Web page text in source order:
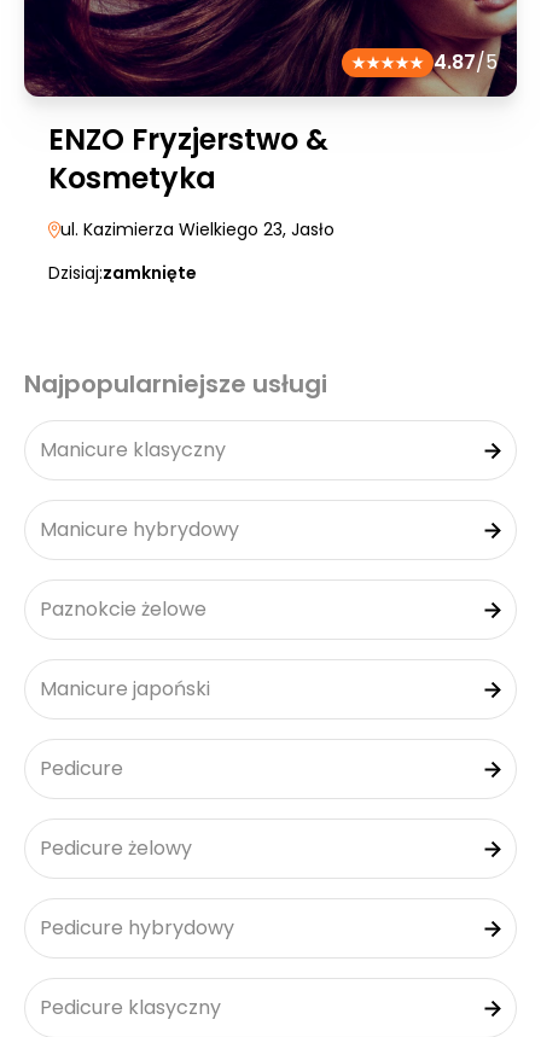
4.87/5
ENZO Fryzjerstwo &
Kosmetyka
ul. Kazimierza Wielkiego 23, Jasło
Dzisiaj:zamknięte
Najpopularniejsze usługi
Manicure klasyczny
Manicure hybrydowy
Paznokcie żelowe
Manicure japoński
Pedicure
Pedicure żelowy
Pedicure hybrydowy
Pedicure klasyczny